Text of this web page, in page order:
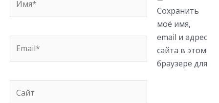
Сохранить
моё имя,
email и адрес
сайта в этом
браузере для